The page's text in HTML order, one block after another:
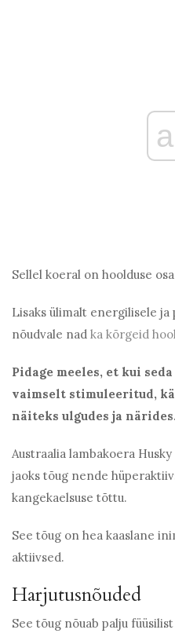
Sellel koeral on hoolduse
Lisaks ülimalt energilisele
nõudvale nad ka kõrgeid
Pidage meeles, et kui
vaimselt stimuleeritud,
näiteks ulgudes ja närides.
Austraalia lambakoera
jaoks tõug nende
kangekaelsuse tõttu.
See tõug on hea kaaslane
aktiivsed.
Harjutusnõuded
See tõug nõuab palju